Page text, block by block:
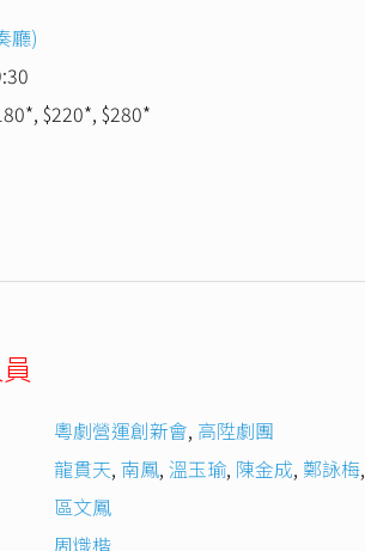
廳)
$220*, $280*
粵劇營運創新會, 高陞劇團
龍貫天, 南鳳, 溫玉瑜, 陳金成, 鄭詠梅,
區文鳳
周熾楷